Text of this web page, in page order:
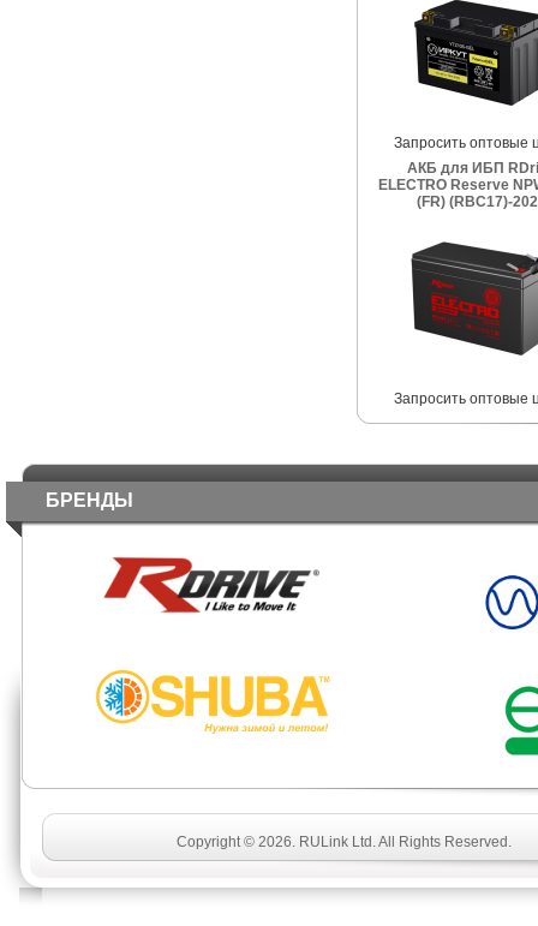
Запросить оптовые
АКБ для ИБП
ELECTRO Reserve
(FR) (RBC17)-
Запросить оптовые
БРЕНДЫ
Copyright © 2026. RULink Ltd. All Rights Reserved.